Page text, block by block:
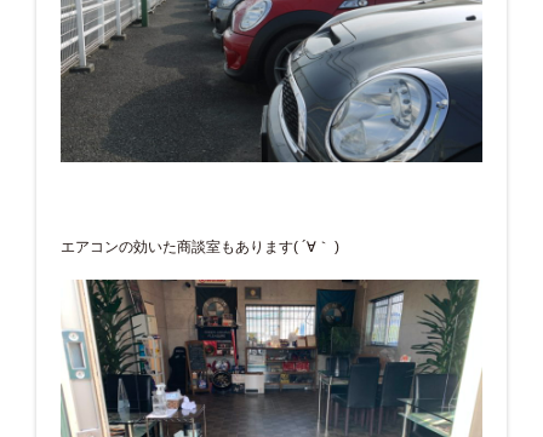
エアコンの効いた商談室もあります( ´∀｀ )